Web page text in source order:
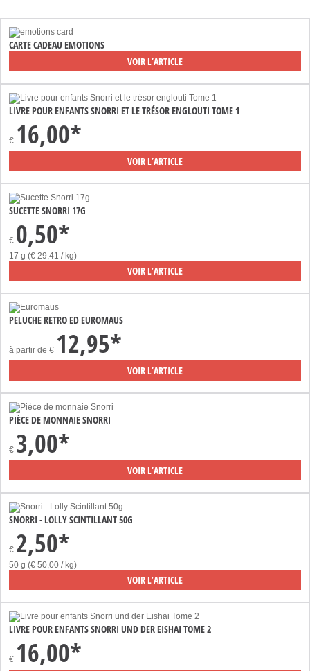
CARTE CADEAU EMOTIONS
VOIR L’ARTICLE
LIVRE POUR ENFANTS SNORRI ET LE TRÉSOR ENGLOUTI TOME 1
€ 16,00*
VOIR L’ARTICLE
SUCETTE SNORRI 17G
€ 0,50*
17 g (€ 29,41 / kg)
VOIR L’ARTICLE
PELUCHE RETRO ED EUROMAUS
à partir de € 12,95*
VOIR L’ARTICLE
PIÈCE DE MONNAIE SNORRI
€ 3,00*
VOIR L’ARTICLE
SNORRI - LOLLY SCINTILLANT 50G
€ 2,50*
50 g (€ 50,00 / kg)
VOIR L’ARTICLE
LIVRE POUR ENFANTS SNORRI UND DER EISHAI TOME 2
€ 16,00*